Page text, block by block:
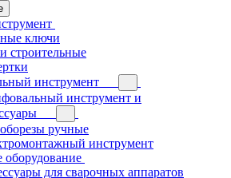
ключи
строительные
инструмент
инструмент и
ручные
инструмент
оборудование
для сварочных аппаратов